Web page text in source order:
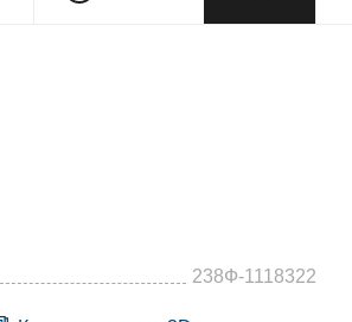
238Ф-1118322